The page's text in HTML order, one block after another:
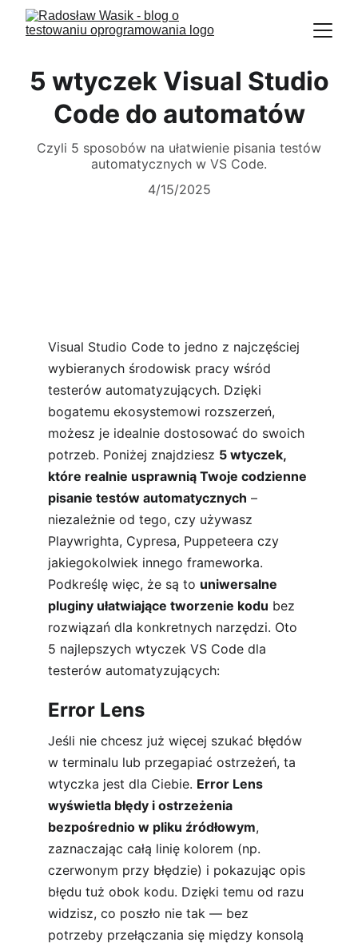
5 wtyczek Visual Studio
Code do automatów
Czyli 5 sposobów na ułatwienie pisania testów
automatycznych w VS Code.
4/15/2025
Visual Studio Code to jedno z najczęściej
wybieranych środowisk pracy wśród
testerów automatyzujących. Dzięki
bogatemu ekosystemowi rozszerzeń,
możesz je idealnie dostosować do swoich
potrzeb. Poniżej znajdziesz 5 wtyczek,
które realnie usprawnią Twoje codzienne
pisanie testów automatycznych –
niezależnie od tego, czy używasz
Playwrighta, Cypresa, Puppeteera czy
jakiegokolwiek innego frameworka.
Podkreślę więc, że są to uniwersalne
pluginy ułatwiające tworzenie kodu bez
rozwiązań dla konkretnych narzędzi. Oto
5 najlepszych wtyczek VS Code dla
testerów automatyzujących:
Error Lens
Jeśli nie chcesz już więcej szukać błędów
w terminalu lub przegapiać ostrzeżeń, ta
wtyczka jest dla Ciebie. Error Lens
wyświetla błędy i ostrzeżenia
bezpośrednio w pliku źródłowym,
zaznaczając całą linię kolorem (np.
czerwonym przy błędzie) i pokazując opis
błędu tuż obok kodu. Dzięki temu od razu
widzisz, co poszło nie tak — bez
potrzeby przełączania się między konsolą